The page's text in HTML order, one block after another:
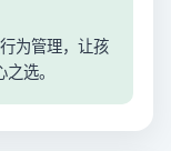
为管理，让孩
之选。